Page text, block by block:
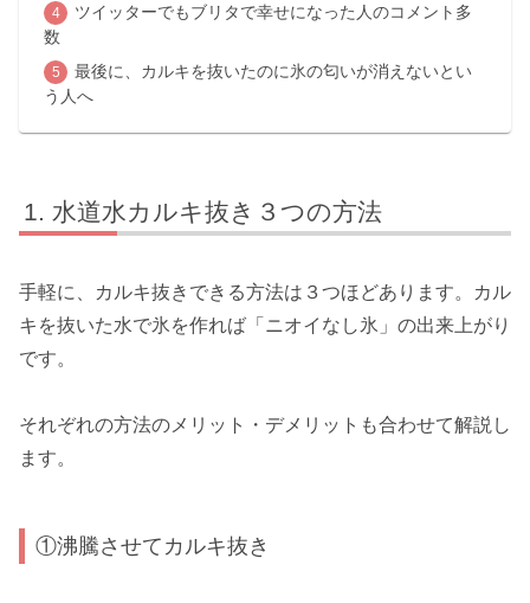
ツイッターでもブリタで幸せになった人のコメント多
数
最後に、カルキを抜いたのに氷の匂いが消えないとい
う人へ
水道水カルキ抜き３つの方法
手軽に、カルキ抜きできる方法は３つほどあります。カル
キを抜いた水で氷を作れば「ニオイなし氷」の出来上がり
です。
それぞれの方法のメリット・デメリットも合わせて解説し
ます。
①沸騰させてカルキ抜き